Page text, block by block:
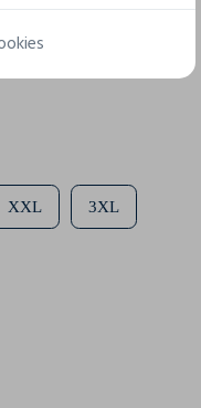
XXL 3XL